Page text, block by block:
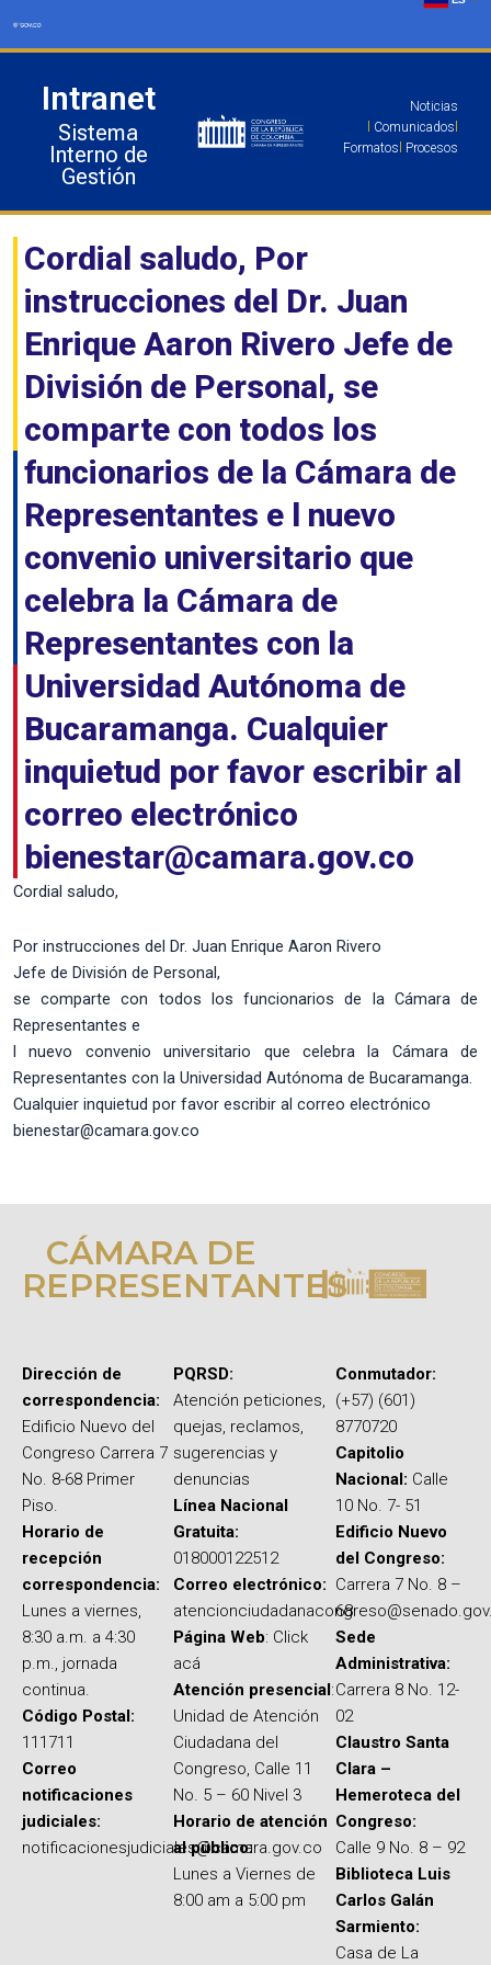
Intranet
Sistema
Interno de
Gestión
Noticias
Comunicados
Formatos Procesos
Cordial saludo, Por
instrucciones del Dr. Juan
Enrique Aaron Rivero Jefe de
División de Personal, se
comparte con todos los
funcionarios de la Cámara de
Representantes e l nuevo
convenio universitario que
celebra la Cámara de
Representantes con la
Universidad Autónoma de
Bucaramanga. Cualquier
inquietud por favor escribir al
correo electrónico
bienestar@camara.gov.co
Cordial saludo,
Por instrucciones del Dr. Juan Enrique Aaron Rivero
Jefe de División de Personal,
se comparte con todos los funcionarios de la Cámara de
Representantes e
l nuevo convenio universitario que celebra la Cámara de
Representantes con la Universidad Autónoma de Bucaramanga.
Cualquier inquietud por favor escribir al correo electrónico
bienestar@camara.gov.co
CÁMARA DE
REPRESENTANTES
Dirección de
correspondencia:
Edificio Nuevo del
Congreso Carrera 7
No. 8-68 Primer
Piso.
Horario de
recepción
correspondencia:
Lunes a viernes,
8:30 a.m. a 4:30
p.m., jornada
continua.
Código Postal:
111711
Correo
notificaciones
judiciales:
notificacionesjudiciales@camara.gov.co
PQRSD:
Atención peticiones,
quejas, reclamos,
sugerencias y
denuncias
Línea Nacional
Gratuita:
018000122512
Correo electrónico:
Página Web: Click
acá
Atención presencial:
Unidad de Atención
Ciudadana del
Congreso, Calle 11
No. 5 – 60 Nivel 3
Horario de atención
al público:
Lunes a Viernes de
8:00 am a 5:00 pm
Conmutador:
(+57) (601)
8770720
Capitolio
Nacional: Calle
10 No. 7- 51
Edificio Nuevo
del Congreso:
Carrera 7 No. 8 –
68
Sede
Administrativa:
Carrera 8 No. 12-
02
Claustro Santa
Clara –
Hemeroteca del
Congreso:
Calle 9 No. 8 – 92
Biblioteca Luis
Carlos Galán
Sarmiento:
Casa de La